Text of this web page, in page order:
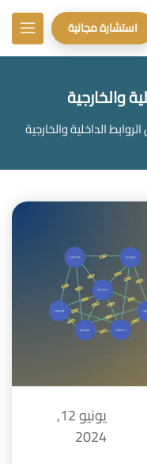
استشارة مجانية
والخارجية
الداخلية والخارجية
يونيو 12,
2024